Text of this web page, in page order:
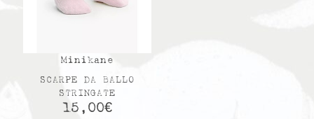
Minikane
SCARPE DA BALLO
STRINGATE
15,00€